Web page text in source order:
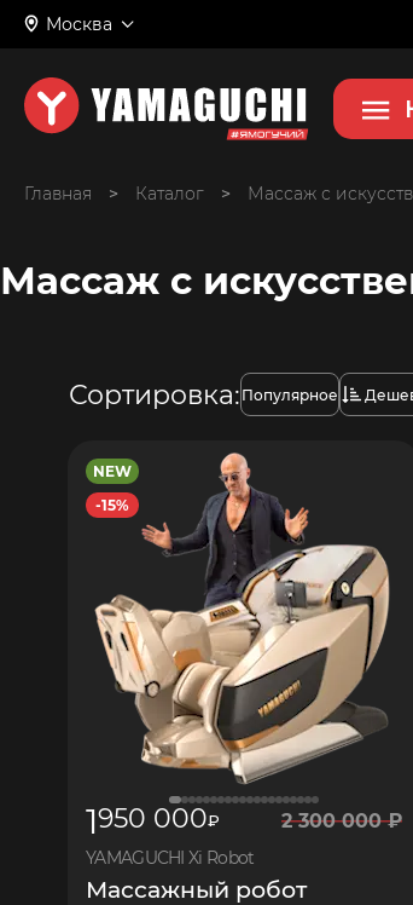
Москва
Главная > > Массаж с
Массаж с
Сортировка: Популярное
NEW
-15%
1950 000₽ 2 300 000₽
YAMAGUCHI Xi Robot
Массажный робот